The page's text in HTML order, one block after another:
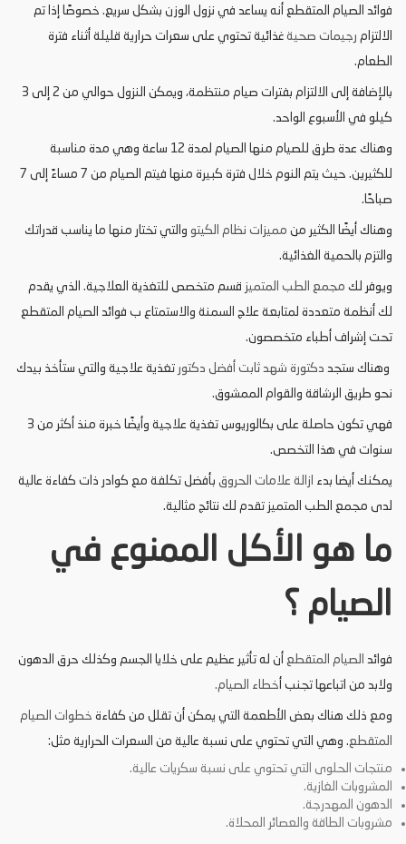
فوائد الصيام المتقطع أنه يساعد في نزول الوزن بشكل سريع. خصوصًا إذا تم
الالتزام رجيمات صحية غذائية تحتوي على سعرات حرارية قليلة أثناء فترة
الطعام.
بالإضافة إلى الالتزام بفترات صيام منتظمة، ويمكن النزول حوالي من 2 إلى 3
كيلو في الأسبوع الواحد.
وهناك عدة طرق للصيام منها الصيام لمدة 12 ساعة وهي مدة مناسبة
للكثيرين. حيث يتم النوم خلال فترة كبيرة منها فيتم الصيام من 7 مساءً إلى 7
صباحًا.
وهناك أيضًا الكثير من مميزات نظام الكيتو والتي تختار منها ما يناسب قدراتك
والتزم بالحمية الغذائية.
ويوفر لك مجمع الطب المتميز قسم متخصص للتغذية العلاجية. الذي يقدم
لك أنظمة متعددة لمتابعة علاج السمنة والاستمتاع ب فوائد الصيام المتقطع
تحت إشراف أطباء متخصصون.
وهناك ستجد دكتورة شهد ثابت أفضل دكتور تغذية علاجية والتي ستأخذ بيدك
نحو طريق الرشاقة والقوام الممشوق.
فهي تكون حاصلة على بكالوريوس تغذية علاجية وأيضًا خبرة منذ أكثر من 3
سنوات في هذا التخصص.
يمكنك أيضا بدء ازالة علامات الحروق بأفضل تكلفة مع كوادر ذات كفاءة عالية
لدى مجمع الطب المتميز تقدم لك نتائج مثالية.
ما هو الأكل الممنوع في
الصيام ؟
فوائد الصيام المتقطع أن له تأثير عظيم على خلايا الجسم وكذلك حرق الدهون
ولابد من اتباعها تجنب أ خطاء الصيام.
ومع ذلك هناك بعض الأطعمة التي يمكن أن تقلل من كفاءة خطوات الصيام
المتقطع. وهي التي تحتوي على نسبة عالية من السعرات الحرارية مثل:
منتجات الحلوى التي تحتوي على نسبة سكريات عالية.
المشروبات الغازية.
الدهون المهدرجة.
مشروبات الطاقة والعصائر المحلاة.